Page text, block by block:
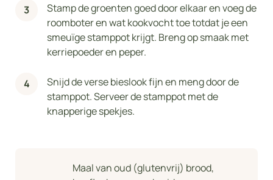
Stamp de groenten goed door elkaar en voeg de
roomboter en wat kookvocht toe totdat je een
smeuïge stamppot krijgt. Breng op smaak met
kerriepoeder en peper.
Snijd de verse bieslook fijn en meng door de
stamppot. Serveer de stamppot met de
knapperige spekjes.
Maal van oud (glutenvrij) brood,